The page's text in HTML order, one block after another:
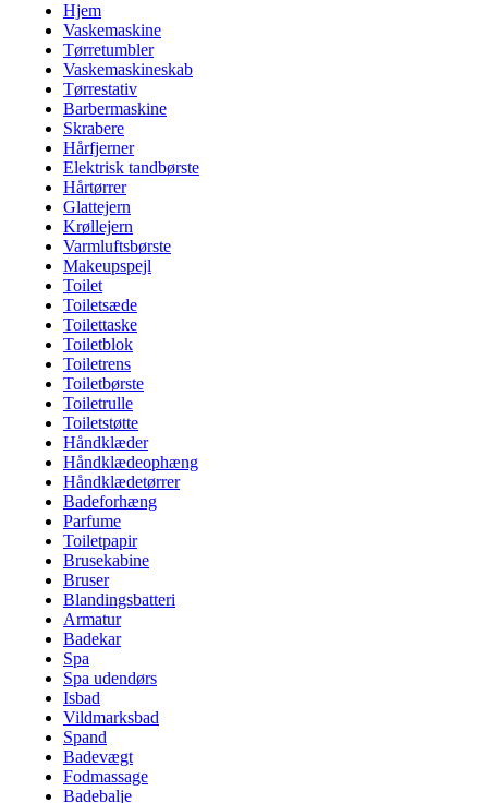
Hjem
Vaskemaskine
Tørretumbler
Vaskemaskineskab
Tørrestativ
Barbermaskine
Skrabere
Hårfjerner
Elektrisk tandbørste
Hårtørrer
Glattejern
Krøllejern
Varmluftsbørste
Makeupspejl
Toilet
Toiletsæde
Toilettaske
Toiletblok
Toiletrens
Toiletbørste
Toiletrulle
Toiletstøtte
Håndklæder
Håndklædeophæng
Håndklædetørrer
Badeforhæng
Parfume
Toiletpapir
Brusekabine
Bruser
Blandingsbatteri
Armatur
Badekar
Spa
Spa udendørs
Isbad
Vildmarksbad
Spand
Badevægt
Fodmassage
Badebalje